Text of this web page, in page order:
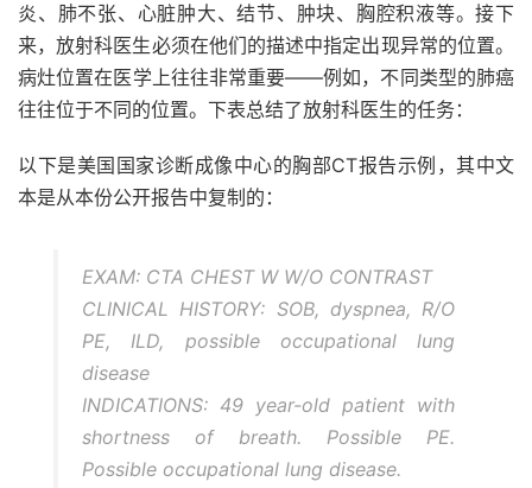
炎、肺不张、心脏肿大、结节、肿块、胸腔积液等。接下
来，放射科医生必须在他们的描述中指定出现异常的位置。
病灶位置在医学上往往非常重要——例如，不同类型的肺癌
往往位于不同的位置。下表总结了放射科医生的任务：
以下是美国国家诊断成像中心的胸部CT报告示例，其中文
本是从本份公开报告中复制的：
EXAM: CTA CHEST W W/O CONTRAST
CLINICAL HISTORY: SOB, dyspnea, R/O
PE, ILD, possible occupational lung
disease
INDICATIONS: 49 year-old patient with
shortness of breath. Possible PE.
Possible occupational lung disease.